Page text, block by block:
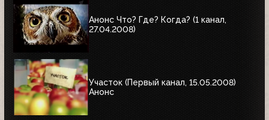
Анонс Что? Где? Когда? (1 канал,
27.04.2008)
Участок (Первый канал, 15.05.2008)
Анонс